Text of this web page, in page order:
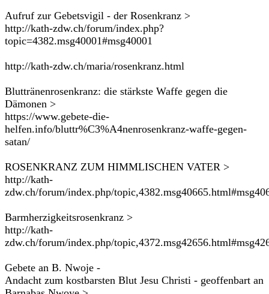
Aufruf zur Gebetsvigil - der Rosenkranz >
http://kath-zdw.ch/forum/index.php?
topic=4382.msg40001#msg40001
http://kath-zdw.ch/maria/rosenkranz.html
Bluttränenrosenkranz: die stärkste Waffe gegen die
Dämonen >
https://www.gebete-die-
helfen.info/bluttr%C3%A4nenrosenkranz-waffe-gegen-
satan/
ROSENKRANZ ZUM HIMMLISCHEN VATER >
http://kath-
zdw.ch/forum/index.php/
Barmherzigkeitsrosenkranz >
http://kath-
zdw.ch/forum/index.php/
Gebete an B. Nwoje -
Andacht zum kostbarsten Blut Jesu Christi - geoffenbart an